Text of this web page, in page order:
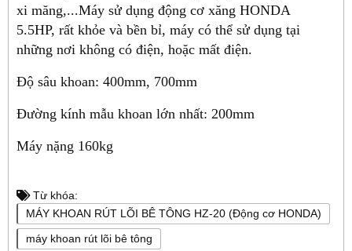
xi măng,...Máy sử dụng động cơ xăng HONDA
5.5HP, rất khỏe và bền bỉ, máy có thể sử dụng tại
những nơi không có điện, hoặc mất điện.
Độ sâu khoan: 400mm, 700mm
Đường kính mẫu khoan lớn nhất: 200mm
Máy nặng 160kg
Từ khóa:
MÁY KHOAN RÚT LÕI BÊ TÔNG HZ-20 (Động cơ HONDA)
máy khoan rút lõi bê tông